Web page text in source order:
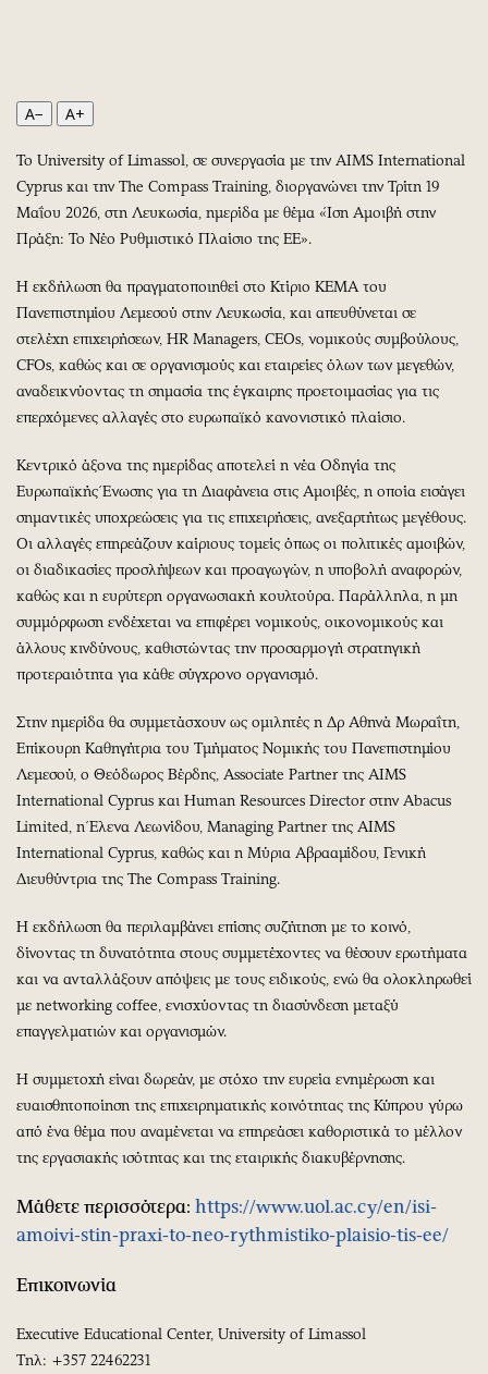
Παράξενα
Πολιτισμός
Σινεμά
Θέατρο-Χορός
Βιβλίο
Χειρόγραφα
Wine routes
Podcasts
Uncut
Προσωπικότητες στην ''Κ''
Επιστολές
A− A+
Το University of Limassol, σε συνεργασία με την AIMS International
Cyprus και την The Compass Training, διοργανώνει την Τρίτη 19
Μαΐου 2026, στη Λευκωσία, ημερίδα με θέμα «Ίση Αμοιβή στην
Πράξη: Το Νέο Ρυθμιστικό Πλαίσιο της ΕΕ».
Η εκδήλωση θα πραγματοποιηθεί στο Κτίριο ΚΕΜΑ του
Πανεπιστημίου Λεμεσού στην Λευκωσία, και απευθύνεται σε
στελέχη επιχειρήσεων, HR Managers, CEOs, νομικούς συμβούλους,
CFOs, καθώς και σε οργανισμούς και εταιρείες όλων των μεγεθών,
αναδεικνύοντας τη σημασία της έγκαιρης προετοιμασίας για τις
επερχόμενες αλλαγές στο ευρωπαϊκό κανονιστικό πλαίσιο.
Κεντρικό άξονα της ημερίδας αποτελεί η νέα Οδηγία της
Ευρωπαϊκής Ένωσης για τη Διαφάνεια στις Αμοιβές, η οποία εισάγει
σημαντικές υποχρεώσεις για τις επιχειρήσεις, ανεξαρτήτως μεγέθους.
Οι αλλαγές επηρεάζουν καίριους τομείς όπως οι πολιτικές αμοιβών,
οι διαδικασίες προσλήψεων και προαγωγών, η υποβολή αναφορών,
καθώς και η ευρύτερη οργανωσιακή κουλτούρα. Παράλληλα, η μη
συμμόρφωση ενδέχεται να επιφέρει νομικούς, οικονομικούς και
άλλους κινδύνους, καθιστώντας την προσαρμογή στρατηγική
προτεραιότητα για κάθε σύγχρονο οργανισμό.
Στην ημερίδα θα συμμετάσχουν ως ομιλητές η Δρ Αθηνά Μωραΐτη,
Επίκουρη Καθηγήτρια του Τμήματος Νομικής του Πανεπιστημίου
Λεμεσού, ο Θεόδωρος Βέρδης, Associate Partner της AIMS
International Cyprus και Human Resources Director στην Abacus
Limited, η Έλενα Λεωνίδου, Managing Partner της AIMS
International Cyprus, καθώς και η Μύρια Αβρααμίδου, Γενική
Διευθύντρια της The Compass Training.
Η εκδήλωση θα περιλαμβάνει επίσης συζήτηση με το κοινό,
δίνοντας τη δυνατότητα στους συμμετέχοντες να θέσουν ερωτήματα
και να ανταλλάξουν απόψεις με τους ειδικούς, ενώ θα ολοκληρωθεί
με networking coffee, ενισχύοντας τη διασύνδεση μεταξύ
επαγγελματιών και οργανισμών.
Η συμμετοχή είναι δωρεάν, με στόχο την ευρεία ενημέρωση και
ευαισθητοποίηση της επιχειρηματικής κοινότητας της Κύπρου γύρω
από ένα θέμα που αναμένεται να επηρεάσει καθοριστικά το μέλλον
της εργασιακής ισότητας και της εταιρικής διακυβέρνησης.
Μάθετε περισσότερα: https://www.uol.ac.cy/en/isi-
amoivi-stin-praxi-to-neo-rythmistiko-plaisio-tis-ee/
Επικοινωνία
Executive Educational Center, University of Limassol
Τηλ: +357 22462231